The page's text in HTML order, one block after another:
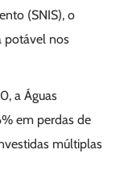
(SNIS), o
potável nos
a Águas
em perdas de
múltiplas